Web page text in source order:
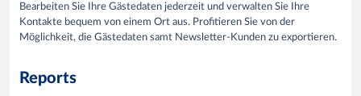
Bearbeiten Sie Ihre Gästedaten jederzeit und verwalten Sie Ihre
Kontakte bequem von einem Ort aus. Profitieren Sie von der
Möglichkeit, die Gästedaten samt Newsletter-Kunden zu exportieren.
Reports